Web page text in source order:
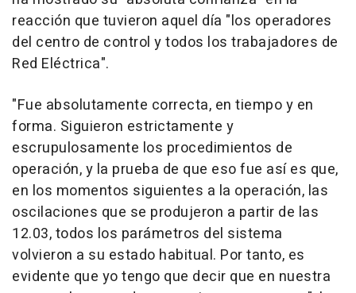
reacción que tuvieron aquel día "los operadores
del centro de control y todos los trabajadores de
Red Eléctrica".
"Fue absolutamente correcta, en tiempo y en
forma. Siguieron estrictamente y
escrupulosamente los procedimientos de
operación, y la prueba de que eso fue así es que,
en los momentos siguientes a la operación, las
oscilaciones que se produjeron a partir de las
12.03, todos los parámetros del sistema
volvieron a su estado habitual. Por tanto, es
evidente que yo tengo que decir que en nuestra